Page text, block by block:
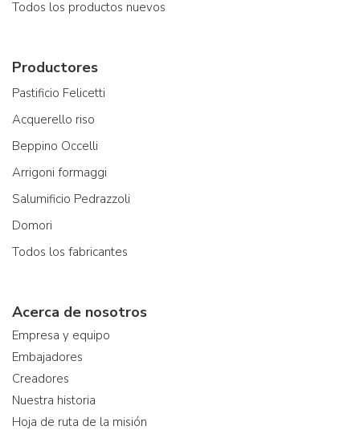
Todos los productos nuevos
Productores
Pastificio Felicetti
Acquerello riso
Beppino Occelli
Arrigoni formaggi
Salumificio Pedrazzoli
Domori
Todos los fabricantes
Acerca de nosotros
Empresa y equipo
Embajadores
Creadores
Nuestra historia
Hoja de ruta de la misión